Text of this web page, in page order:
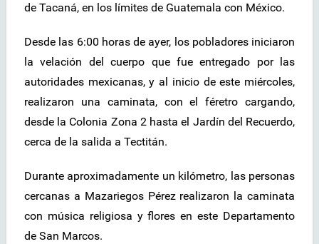
de Tacaná, en los límites de Guatemala con México.
Desde las 6:00 horas de ayer, los pobladores iniciaron
la velación del cuerpo que fue entregado por las
autoridades mexicanas, y al inicio de este miércoles,
realizaron una caminata, con el féretro cargando,
desde la Colonia Zona 2 hasta el Jardín del Recuerdo,
cerca de la salida a Tectitán.
Durante aproximadamente un kilómetro, las personas
cercanas a Mazariegos Pérez realizaron la caminata
con música religiosa y flores en este Departamento
de San Marcos.